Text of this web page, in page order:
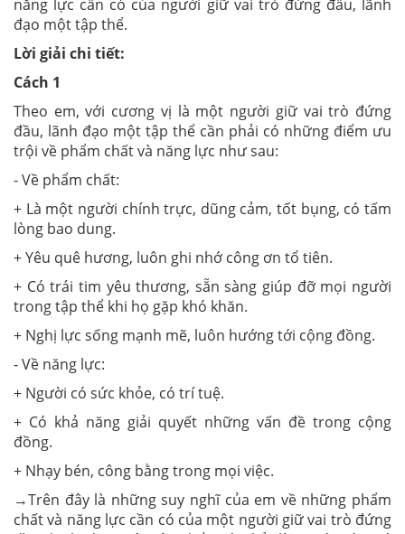
năng lực cần có của người giữ vai trò đứng đầu, lãnh
đạo một tập thể.
Lời giải chi tiết:
Cách 1
Theo em, với cương vị là một người giữ vai trò đứng
đầu, lãnh đạo một tập thể cần phải có những điểm ưu
trội về phẩm chất và năng lực như sau:
- Về phẩm chất:
+ Là một người chính trực, dũng cảm, tốt bụng, có tấm
lòng bao dung.
+ Yêu quê hương, luôn ghi nhớ công ơn tổ tiên.
+ Có trái tim yêu thương, sẵn sàng giúp đỡ mọi người
trong tập thể khi họ gặp khó khăn.
+ Nghị lực sống mạnh mẽ, luôn hướng tới cộng đồng.
- Về năng lực:
+ Người có sức khỏe, có trí tuệ.
+ Có khả năng giải quyết những vấn đề trong cộng
đồng.
+ Nhạy bén, công bằng trong mọi việc.
→Trên đây là những suy nghĩ của em về những phẩm
chất và năng lực cần có của một người giữ vai trò đứng